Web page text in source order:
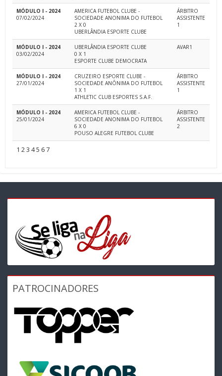
MÓDULO I - 2024
07/02/2024
AMERICA FUTEBOL CLUBE -
SOCIEDADE ANONIMA DO FUTEBOL
2 X 0
UBERLÂNDIA ESPORTE CLUBE
ÁRBITRO
ASSISTENTE
1
MÓDULO I - 2024
03/02/2024
UBERLÂNDIA ESPORTE CLUBE
0 X 1
ESPORTE CLUBE DEMOCRATA
AVAR1
MÓDULO I - 2024
27/01/2024
CRUZEIRO ESPORTE CLUBE -
SOCIEDADE ANÔNIMA DO FUTEBOL
1 X 1
ATHLETIC CLUB ESPORTES S.A.F.
ÁRBITRO
ASSISTENTE
1
MÓDULO I - 2024
25/01/2024
AMERICA FUTEBOL CLUBE -
SOCIEDADE ANONIMA DO FUTEBOL
6 X 0
POUSO ALEGRE FUTEBOL CLUBE
ÁRBITRO
ASSISTENTE
2
1 23 45 67
PATROCINADORES